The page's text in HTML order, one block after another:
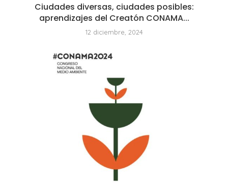
Ciudades diversas, ciudades posibles:
aprendizajes del Creatón CONAMA...
12 diciembre, 2024